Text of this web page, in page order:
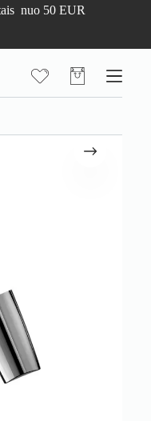
nuo 50 EUR
Pirkinių
krepšelis